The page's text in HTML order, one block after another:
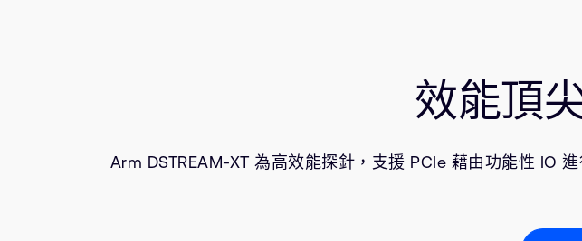
效能頂
Arm DSTREAM-XT 為高效能探針，支援 PCIe 藉由功能性 IO